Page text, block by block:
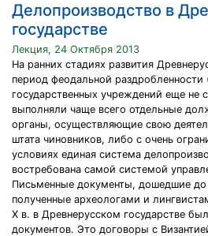
Делопроизводство в
государстве
Лекция, 24 Октября 2013
На ранних стадиях развития
период феодальной раздробленности
государственных учреждений еще не
выполняли чаще всего отдельные
органы, осуществляющие свою
штата чиновников, либо с очень
условиях единая система
востребована самой системой
Письменные документы, дошедшие
полученные археологами и
X в. в Древнерусском государстве
документов. Это договоры с